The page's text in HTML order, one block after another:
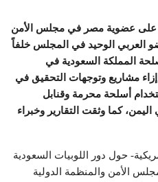
على عضوية مصر في مجلس الأمن
العربي الوحيد في المجلس خلفاً
المملكة السعودية في
مشاريع وتوجهات التحقيق في
أسلحة محرمة وقنابل
كما وثقت التقارير وخبراء
حول دور اللوبيات السعودية
الأمن والمنظمة الدولية